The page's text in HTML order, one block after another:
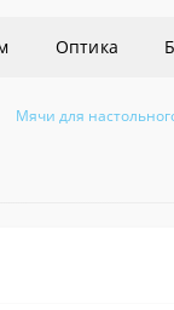
Оптика
Мячи для